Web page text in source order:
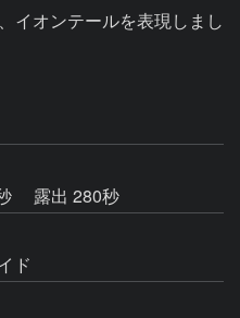
イオンテールを表現しまし
露出 280秒
ド